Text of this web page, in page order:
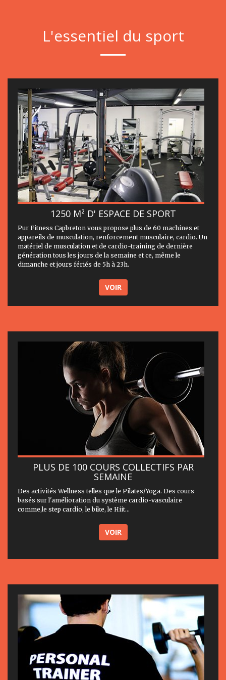
L'essentiel du sport
1250 M² D' ESPACE DE SPORT
Pur Fitness Capbreton vous propose plus de 60 machines et
appareils de musculation, renforcement musculaire, cardio. Un
matériel de musculation et de cardio-training de dernière
génération tous les jours de la semaine et ce, même le
dimanche et jours fériés de 5h à 23h.
VOIR
PLUS DE 100 COURS COLLECTIFS PAR
SEMAINE
Des activités Wellness telles que le Pilates/Yoga. Des cours
basés sur l'amélioration du système cardio-vasculaire
comme,le step cardio, le bike, le Hiit...
VOIR